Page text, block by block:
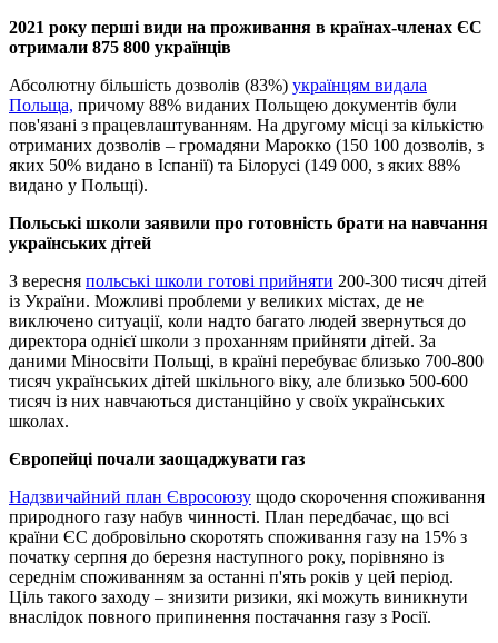
2021 року перші види на проживання в країнах-членах ЄС
отримали 875 800 українців
Абсолютну більшість дозволів (83%) українцям видала
Польща, причому 88% виданих Польщею документів були
пов'язані з працевлаштуванням. На другому місці за кількістю
отриманих дозволів – громадяни Марокко (150 100 дозволів, з
яких 50% видано в Іспанії) та Білорусі (149 000, з яких 88%
видано у Польщі).
Польські школи заявили про готовність брати на навчання
українських дітей
З вересня польські школи готові прийняти 200-300 тисяч дітей
із України. Можливі проблеми у великих містах, де не
виключено ситуації, коли надто багато людей звернуться до
директора однієї школи з проханням прийняти дітей. За
даними Міносвіти Польщі, в країні перебуває близько 700-800
тисяч українських дітей шкільного віку, але близько 500-600
тисяч із них навчаються дистанційно у своїх українських
школах.
Європейці почали заощаджувати газ
Надзвичайний план Євросоюзу щодо скорочення споживання
природного газу набув чинності. План передбачає, що всі
країни ЄС добровільно скоротять споживання газу на 15% з
початку серпня до березня наступного року, порівняно із
середнім споживанням за останні п'ять років у цей період.
Ціль такого заходу – знизити ризики, які можуть виникнути
внаслідок повного припинення постачання газу з Росії.